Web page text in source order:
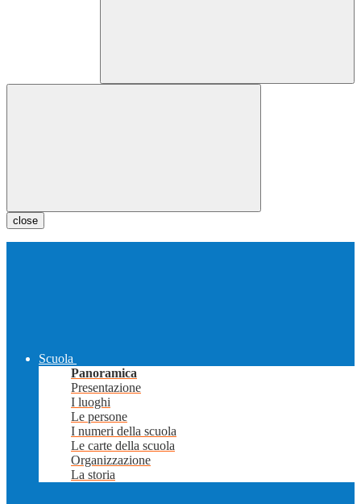
close
Scuola
Panoramica
Presentazione
I luoghi
Le persone
I numeri della scuola
Le carte della scuola
Organizzazione
La storia